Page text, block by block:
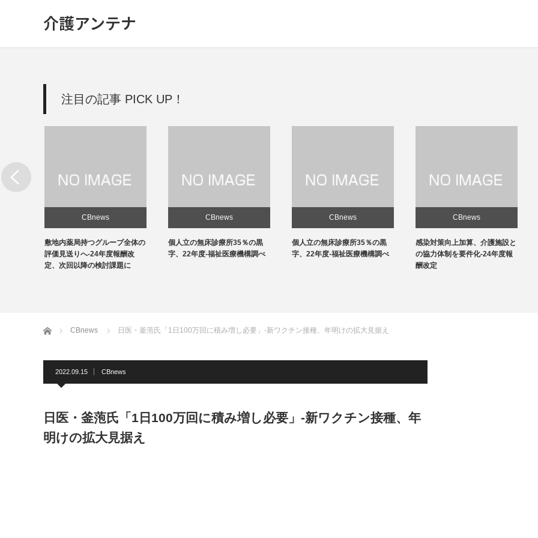
介護アンテナ
注目の記事 PICK UP！
CBnews
敷地内薬局持つグループ全体の
評価見送りへ-24年度報酬改
定、次回以降の検討課題に
CBnews
個人立の無床診療所35％の黒
字、22年度-福祉医療機構調べ
CBnews
個人立の無床診療所35％の黒
字、22年度-福祉医療機構調べ
CBnews
感染対策向上加算、介護施設と
の協力体制を要件化-24年度報
酬改定
ホーム CBnews 日医・釜萢氏「1日100万回に積み増し必要」-新ワクチン接種、年明けの拡大見据え
2022.09.15 CBnews
日医・釜萢氏「1日100万回に積み増し必要」-新ワクチン接種、年
明けの拡大見据え